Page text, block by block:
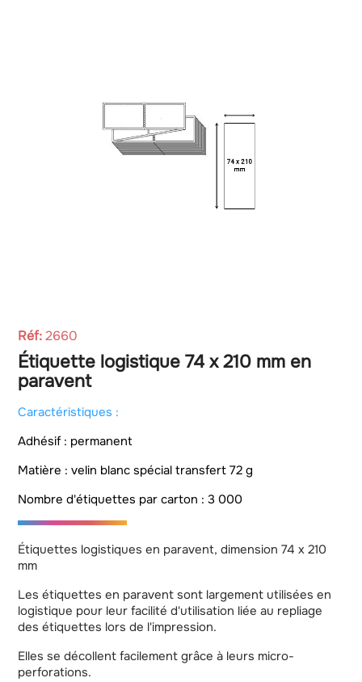
Réf:2660
Étiquette logistique 74 x 210 mm en
paravent
Caractéristiques :
Adhésif : permanent
Matière : velin blanc spécial transfert 72 g
Nombre d'étiquettes par carton : 3 000
Étiquettes logistiques en paravent, dimension 74 x 210
mm
Les étiquettes en paravent sont largement utilisées en
logistique pour leur facilité d'utilisation liée au repliage
des étiquettes lors de l'impression.
Elles se décollent facilement grâce à leurs micro-
perforations.